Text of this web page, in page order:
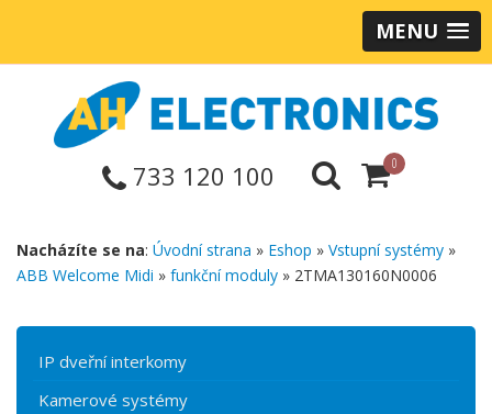
MENU
733 120 100 0
Nacházíte se na: Úvodní strana » Eshop » Vstupní systémy »
ABB Welcome Midi » funkční moduly » 2TMA130160N0006
IP dveřní interkomy
Kamerové systémy